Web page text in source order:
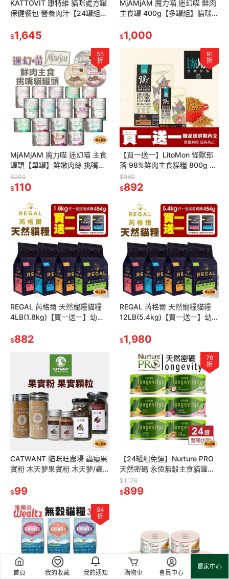
首頁 我的收藏 我的通知 購物車 會員中心
賣家中心
KATTOVIT 康特維 貓咪處方罐
保健餐包 營養肉汁【24罐組】
臟/泌尿保健
$1,645
MjAMjAM 魔力喵 迷幻喵 鮮肉
主食罐 400g【多罐組】貓咪罐
$1,000
55
折
MjAMjAM 魔力喵 迷幻喵 主食
罐頭【單罐】鮮嫩肉絲 挑嘴貓
罐 鮮肉罐 雙拼罐 貓罐頭『林口
旗艦店』
$200
$110
91
折
【買一送一】LitoMon 怪獸部
落 98%鮮肉主食貓糧 800g 雞
肉/竹筴魚 貓飼料『林口旗艦
店』
$980
$892
REGAL 芮格爾 天然寵糧貓糧
4LB(1.8kg)【買一送一】幼貓
糧『林口旗艦店』
$882
REGAL 芮格爾 天然寵糧貓糧
12LB(5.4kg)【買一送一】幼貓
糧『林口旗艦店』
$1,980
CATWANT 貓咪旺農場 蟲癭果
實粉 木天蓼果實粉 木天蓼/蟲
艦店』
$99
76
折
【24罐組免運】Nurture PRO
天然密碼 永恆無穀主食貓罐
80g 無穀貓罐 主食貓罐 貓罐頭
『林口旗艦店』
$1,176
$899
94
折